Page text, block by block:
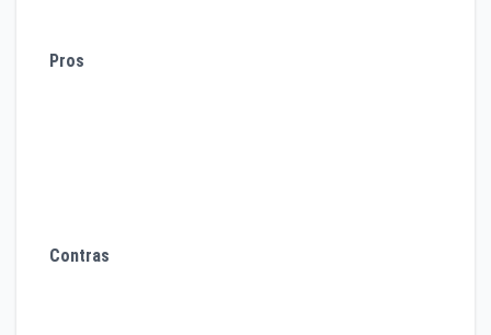
Pros
Contras